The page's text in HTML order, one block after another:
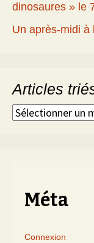
dinosaures » le
Un après-midi à
Articles
Articles
Méta
Connexion